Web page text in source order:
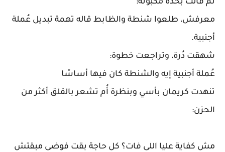
ثم قالت بحدة مكبوتة:
معرفش، طلعوا شنطة والظابط قاله تهمة تبديل عُملة
أجنبية.
شهقت دُرة، وتراجعت خطوة:
عُملة أجنبية إيه والشنطة كان فيها أساسًا
تنهدت كريمان بأسي وبنظرة أُم تشعر بالقلق أكثر من
الحزن:
مش كفاية عليا اللى فات؟ كل حاجة بقت فوضى مبقتش